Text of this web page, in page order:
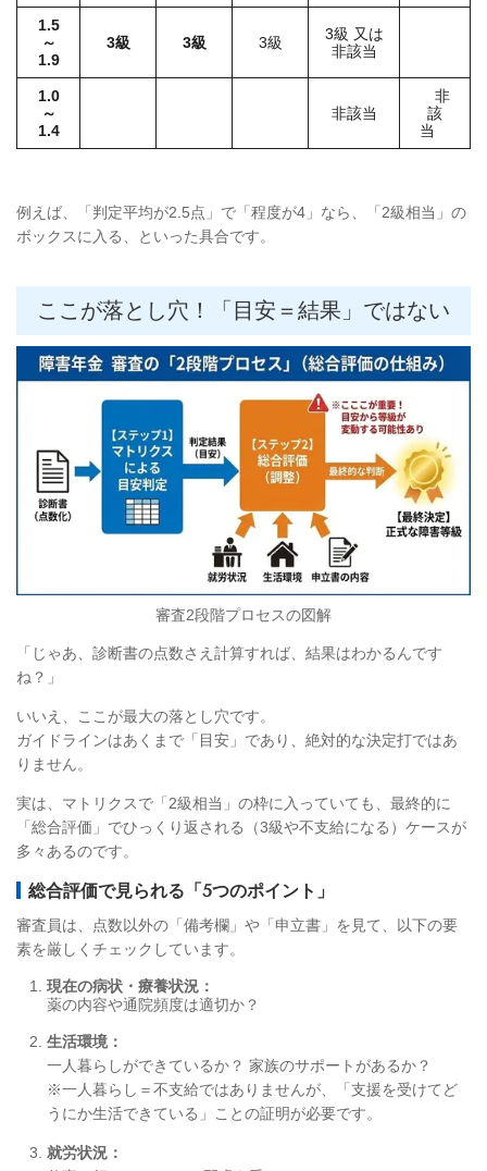
1.5
～
1.9
3級 3級 3級
3級 又は
非該当
1.0
～
1.4
非該当
非
該
当
例えば、「判定平均が2.5点」で「程度が4」なら、「2級相当」の
ボックスに入る、といった具合です。
ここが落とし穴！「目安＝結果」ではない
審査2段階プロセスの図解
「じゃあ、診断書の点数さえ計算すれば、結果はわかるんです
ね？」
いいえ、ここが最大の落とし穴です。
ガイドラインはあくまで「目安」であり、絶対的な決定打ではあ
りません。
実は、マトリクスで「2級相当」の枠に入っていても、最終的に
「総合評価」でひっくり返される（3級や不支給になる）ケースが
多々あるのです。
総合評価で見られる「5つのポイント」
審査員は、点数以外の「備考欄」や「申立書」を見て、以下の要
素を厳しくチェックしています。
現在の病状・療養状況：
薬の内容や通院頻度は適切か？
生活環境：
​​一人暮らしができているか？ 家族のサポートがあるか？
※一人暮らし＝不支給ではありませんが、「支援を受けてど
うにか生活できている」ことの証明が必要です。
就労状況：